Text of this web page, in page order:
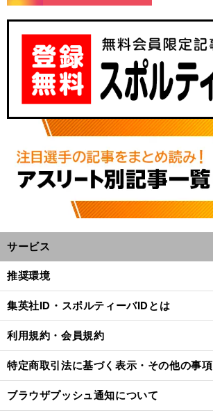
サービス
推奨環境
集英社ID・スポルティーバIDとは
利用規約・会員規約
特定商取引法に基づく表示・その他の事項
ブラウザプッシュ通知について